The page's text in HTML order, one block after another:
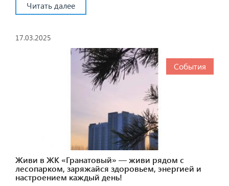
Читать далее
17.03.2025
События
Живи в ЖК «Гранатовый» — живи рядом с
лесопарком, заряжайся здоровьем, энергией и
настроением каждый день!